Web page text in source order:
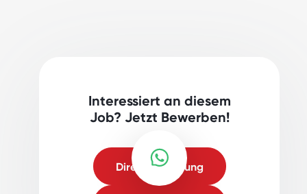
Interessiert an diesem
Job? Jetzt Bewerben!
Direktbewerbung